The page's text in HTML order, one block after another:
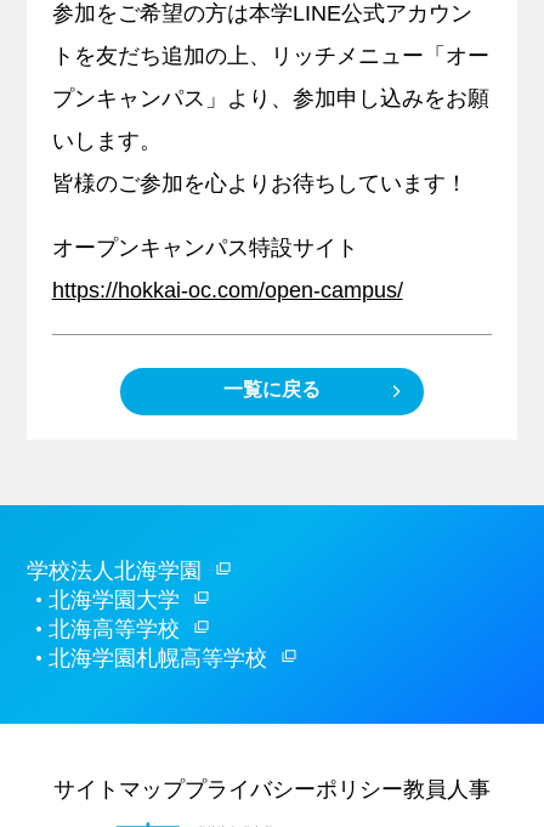
参加をご希望の方は本学LINE公式アカウン
トを友だち追加の上、リッチメニュー「オー
プンキャンパス」より、参加申し込みをお願
いします。
皆様のご参加を心よりお待ちしています！
オープンキャンパス特設サイト
https://hokkai-oc.com/open-campus/
一覧に戻る
学校法人北海学園
北海学園大学
北海高等学校
北海学園札幌高等学校
サイトマッププライバシーポリシー教員人事